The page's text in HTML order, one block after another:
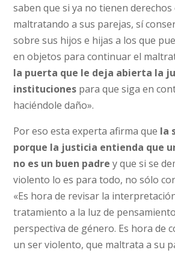
saben que si ya no tienen
maltratando a sus parejas, sí
sobre sus hijos e hijas a los que
en objetos para continuar el
la puerta que le deja abierta la
instituciones para que siga en
haciéndole daño».
Por eso esta experta afirma que la
porque la justicia entienda que
no es un buen padre y que si se
violento lo es para todo, no sólo
«Es hora de revisar la
tratamiento a la luz de
perspectiva de género. Es hora de
un ser violento, que maltrata a su